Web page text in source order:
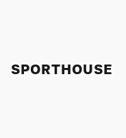
SPORTHOUSE